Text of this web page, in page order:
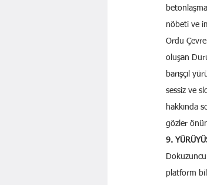
nöbeti ve
Ordu
oluşan
barışçıl
sessiz ve
hakkında
gözler
9.
platform